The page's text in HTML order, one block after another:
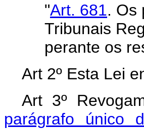
"Art. 681. Os
Tribunais
perante os
Art 2º Esta Lei
Art 3º
parágrafo único